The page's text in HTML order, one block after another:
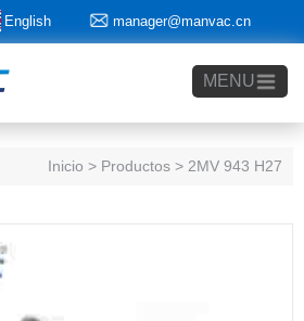
English manager@manvac.cn
+86-15014788350
MENU
Inicio > Productos > 2MV 943 H27